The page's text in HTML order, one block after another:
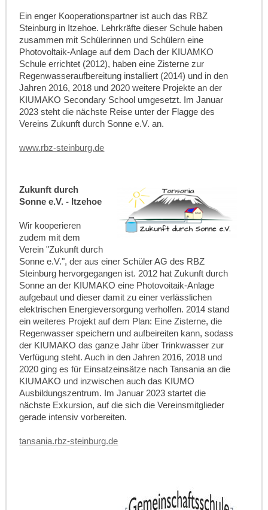
Ein enger Kooperationspartner ist auch das RBZ
Steinburg in Itzehoe. Lehrkräfte dieser Schule haben
zusammen mit Schülerinnen und Schülern eine
Photovoltaik-Anlage auf dem Dach der KIUAMKO
Schule errichtet (2012), haben eine Zisterne zur
Regenwasseraufbereitung installiert (2014) und in den
Jahren 2016, 2018 und 2020 weitere Projekte an der
KIUMAKO Secondary School umgesetzt. Im Januar
2023 steht die nächste Reise unter der Flagge des
Vereins Zukunft durch Sonne e.V. an.
www.rbz-steinburg.de
Zukunft durch
Sonne e.V. - Itzehoe
Wir kooperieren
zudem mit dem
Verein "Zukunft durch
Sonne e.V.", der aus einer Schüler AG des RBZ
Steinburg hervorgegangen ist. 2012 hat Zukunft durch
Sonne an der KIUMAKO eine Photovoitaik-Anlage
aufgebaut und dieser damit zu einer verlässlichen
elektrischen Energieversorgung verholfen. 2014 stand
ein weiteres Projekt auf dem Plan: Eine Zisterne, die
Regenwasser speichern und aufbeireiten kann, sodass
der KIUMAKO das ganze Jahr über Trinkwasser zur
Verfügung steht. Auch in den Jahren 2016, 2018 und
2020 ging es für Einsatzeinsätze nach Tansania an die
KIUMAKO und inzwischen auch das KIUMO
Ausbildungszentrum. Im Januar 2023 startet die
nächste Exkursion, auf die sich die Vereinsmitglieder
gerade intensiv vorbereiten.
tansania.rbz-steinburg.de